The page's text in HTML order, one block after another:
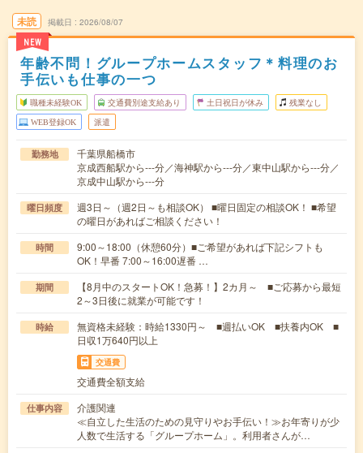
未読
NEW
掲載日 2026/08/07
年齢不問！グループホームスタッフ＊料理のお
手伝いも仕事の一つ
職種未経験OK 交通費別途支給あり 土日祝日が休み 残業なし
WEB登録OK 派遣
勤務地
千葉県船橋市
京成西船駅から---分／海神駅から---分／東中山駅から---分／
京成中山駅から---分
曜日頻度
週3日～（週2日～も相談OK） ■曜日固定の相談OK！ ■希望
の曜日があればご相談ください！
時間
9:00～18:00（休憩60分）■ご希望があれば下記シフトも
OK！早番 7:00～16:00遅番 …
期間
【8月中のスタートOK！急募！】2カ月～ ■ご応募から最短
2～3日後に就業が可能です！
時給
無資格未経験：時給1330円～ ■週払いOK ■扶養内OK ■
日収1万640円以上
交通費
交通費全額支給
仕事内容
介護関連
≪自立した生活のための見守りやお手伝い！≫お年寄りが少
人数で生活する「グループホーム」。利用者さんが…